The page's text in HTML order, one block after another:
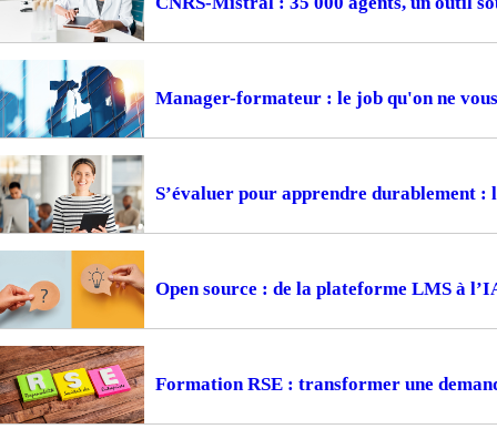
Manager-formateur : le job qu'on ne
S’évaluer pour apprendre durablement :
Open source : de la plateforme LMS à
Formation RSE : transformer une